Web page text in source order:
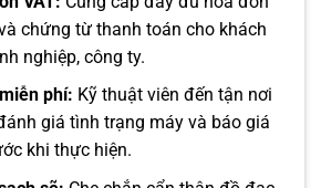
chứng từ thanh toán cho khách
nghiệp, công ty.
phí: Kỹ thuật viên đến tận nơi
giá tình trạng máy và báo giá
khi thực hiện.